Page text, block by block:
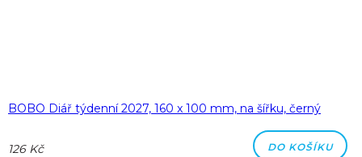
BOBO Diář týdenní 2027, 160 x 100 mm, na šířku, černý
126 Kč DO KOŠÍKU